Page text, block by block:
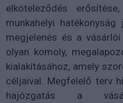
elköteleződés
munkahelyi
megjelenés és a
olyan komoly,
kialakításához, amely
céljaival. Megfelelő terv
hajózgatás a